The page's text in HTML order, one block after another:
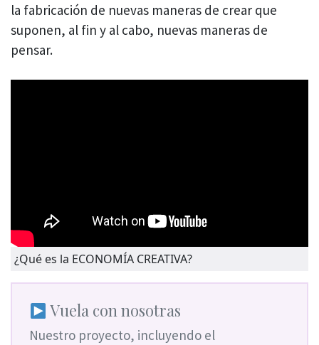
la fabricación de nuevas maneras de crear que
suponen, al fin y al cabo, nuevas maneras de
pensar.
¿Qué es la ECONOMÍA CREATIVA?
Vuela con nosotras
Nuestro proyecto, incluyendo el